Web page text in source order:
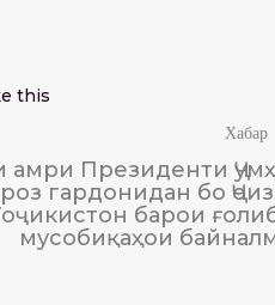
this
Хабар
амри Президенти
гардонидан бо
барои
мусобиқаҳои